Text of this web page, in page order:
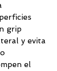
grip
y evita
el